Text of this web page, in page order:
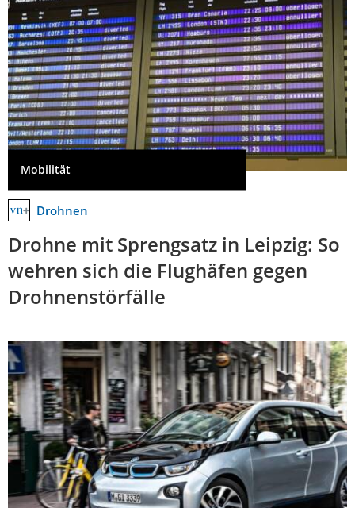
Mobilität
Drohnen
Drohne mit Sprengsatz in Leipzig: So
wehren sich die Flughäfen gegen
Drohnenstörfälle